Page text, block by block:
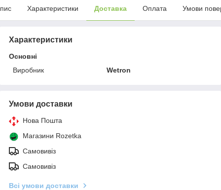
Характеристики Доставка Оплата Умови
Характеристики
Основні
Виробник
Wetron
Умови доставки
Нова Пошта
Магазини Rozetka
Самовивіз
Самовивіз
Всі умови доставки